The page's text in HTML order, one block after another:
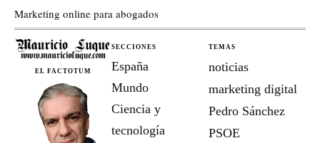
Marketing online para abogados
EL FACTOTUM
SECCIONES
España
Mundo
Ciencia y
tecnología
TEMAS
noticias
marketing digital
Pedro Sánchez
PSOE